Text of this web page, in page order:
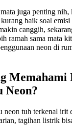
juga penting nih,
baik soal
canggih,
ramah sama mata
neon di
Memahami
Neon?
neon tuh terkenal irit
tagihan listrik